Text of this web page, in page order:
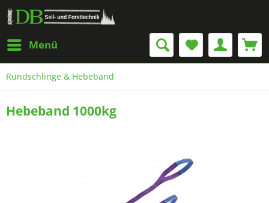
Menü
Rundschlinge & Hebeband
Hebeband 1000kg